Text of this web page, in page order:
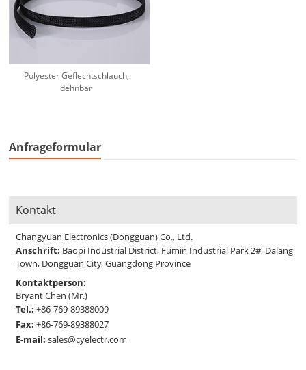
Polyester Geflechtschlauch,
dehnbar
Anfrageformular
Kontakt
Changyuan Electronics (Dongguan) Co., Ltd.
Anschrift: Baopi Industrial District, Fumin Industrial Park 2#, Dalang
Town, Dongguan City, Guangdong Province
Kontaktperson:
Bryant Chen (Mr.)
Tel.: +86-769-89388009
Fax: +86-769-89388027
E-mail: sales@cyelectr.com